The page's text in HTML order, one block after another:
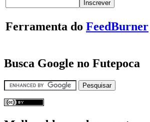
Ferramenta do FeedBurner
Busca Google no Futepoca